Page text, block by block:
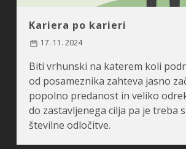
Kariera po karieri
17. 11. 2024
Biti vrhunski na katerem koli
od posameznika zahteva jasno
popolno predanost in veliko
do zastavljenega cilja pa je treba
številne odločitve.